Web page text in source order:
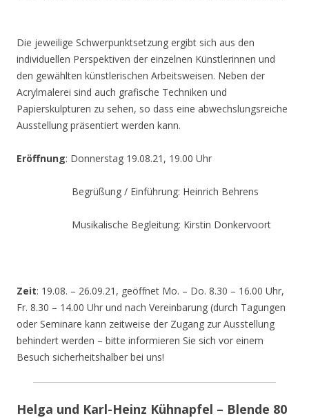
Die jeweilige Schwerpunktsetzung ergibt sich aus den
individuellen Perspektiven der einzelnen Künstlerinnen und
den gewählten künstlerischen Arbeitsweisen. Neben der
Acrylmalerei sind auch grafische Techniken und
Papierskulpturen zu sehen, so dass eine abwechslungsreiche
Ausstellung präsentiert werden kann.
Eröffnung: Donnerstag 19.08.21, 19.00 Uhr
Begrüßung / Einführung: Heinrich Behrens
Musikalische Begleitung: Kirstin Donkervoort
Zeit: 19.08. – 26.09.21, geöffnet Mo. – Do. 8.30 – 16.00 Uhr,
Fr. 8.30 – 14.00 Uhr und nach Vereinbarung (durch Tagungen
oder Seminare kann zeitweise der Zugang zur Ausstellung
behindert werden – bitte informieren Sie sich vor einem
Besuch sicherheitshalber bei uns!
Helga und Karl-Heinz Kühnapfel – Blende 80